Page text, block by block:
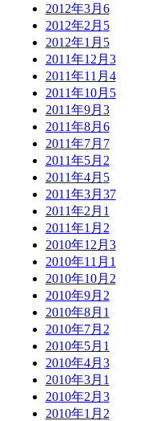
2012年3月 6
2012年2月 5
2012年1月 5
2011年12月 3
2011年11月 4
2011年10月 5
2011年9月 3
2011年8月 6
2011年7月 7
2011年5月 2
2011年4月 5
2011年3月 37
2011年2月 1
2011年1月 2
2010年12月 3
2010年11月 1
2010年10月 2
2010年9月 2
2010年8月 1
2010年7月 2
2010年5月 1
2010年4月 3
2010年3月 1
2010年2月 3
2010年1月 2